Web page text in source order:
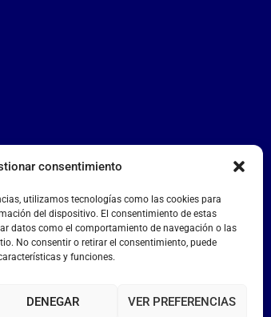
consentimiento
utilizamos tecnologías como las cookies para
del dispositivo. El consentimiento de estas
datos como el comportamiento de navegación o las
No consentir o retirar el consentimiento, puede
y funciones.
DENEGAR VER PREFERENCIAS